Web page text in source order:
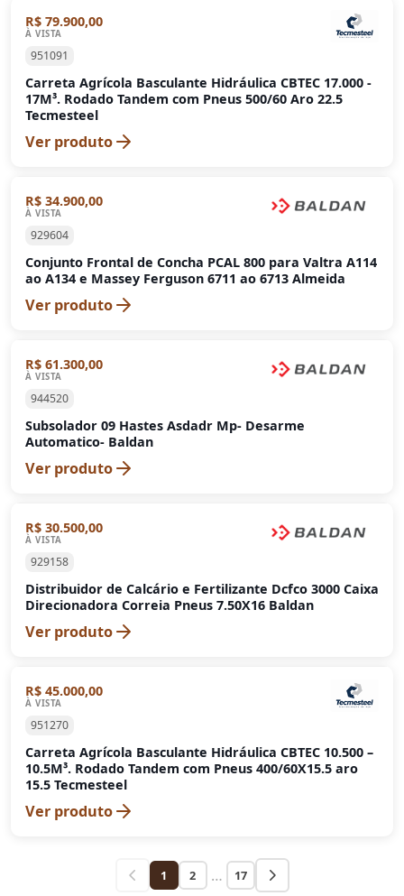
R$ 79.900,00
À VISTA
951091
Carreta Agrícola Basculante Hidráulica CBTEC 17.000 -
17M³. Rodado Tandem com Pneus 500/60 Aro 22.5
Tecmesteel
Ver produto
R$ 34.900,00
À VISTA
929604
Conjunto Frontal de Concha PCAL 800 para Valtra A114
ao A134 e Massey Ferguson 6711 ao 6713 Almeida
Ver produto
R$ 61.300,00
À VISTA
944520
Subsolador 09 Hastes Asdadr Mp- Desarme
Automatico- Baldan
Ver produto
R$ 30.500,00
À VISTA
929158
Distribuidor de Calcário e Fertilizante Dcfco 3000 Caixa
Direcionadora Correia Pneus 7.50X16 Baldan
Ver produto
R$ 45.000,00
À VISTA
951270
Carreta Agrícola Basculante Hidráulica CBTEC 10.500 –
10.5M³. Rodado Tandem com Pneus 400/60X15.5 aro
15.5 Tecmesteel
Ver produto
1 2 … 17